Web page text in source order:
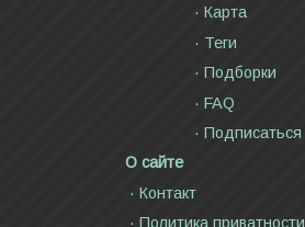
Карта
Теги
Подборки
FAQ
Подписаться
О сайте
Контакт
Политика приватности